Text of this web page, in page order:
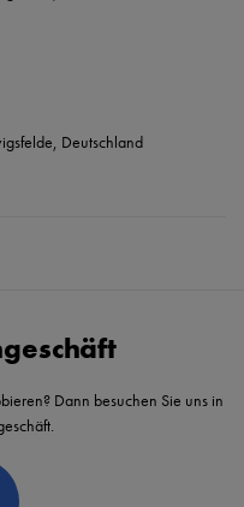
Deutschland
Dann besuchen Sie uns in